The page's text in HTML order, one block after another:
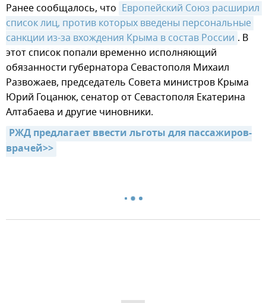
Ранее сообщалось, что Европейский Союз расширил
список лиц, против которых введены персональные
санкции из-за вхождения Крыма в состав России . В
этот список попали временно исполняющий
обязанности губернатора Севастополя Михаил
Развожаев, председатель Совета министров Крыма
Юрий Гоцанюк, сенатор от Севастополя Екатерина
Алтабаева и другие чиновники.
РЖД предлагает ввести льготы для пассажиров-
врачей>>